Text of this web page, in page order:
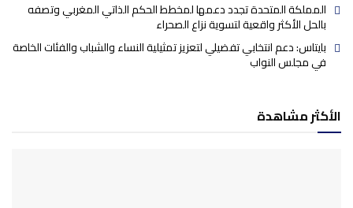
المملكة المتحدة تجدد دعمها لمخطط الحكم الذاتي المغربي وتصفه
بالحل الأكثر واقعية لتسوية نزاع الصحراء
بايتاس: دعم انتخابي تفضيلي لتعزيز تمثيلية النساء والشباب والفئات الخاصة
في مجلس النواب
الأكثر مشاهدة